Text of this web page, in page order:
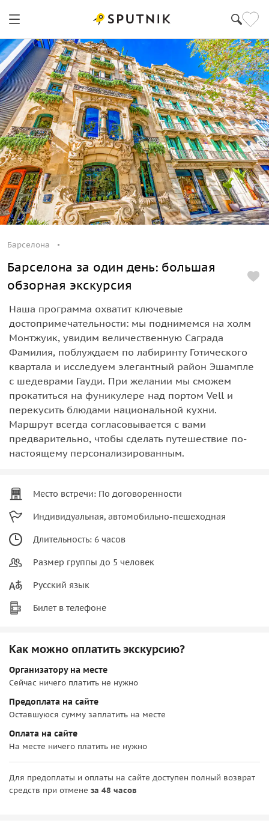
Барселона
Барселона за один день: большая
обзорная экскурсия
Наша программа охватит ключевые
достопримечательности: мы поднимемся на холм
Монтжуик, увидим величественную Саграда
Фамилия, поблуждаем по лабиринту Готического
квартала и исследуем элегантный район Эшампле
с шедеврами Гауди. При желании мы сможем
прокатиться на фуникулере над портом Vell и
перекусить блюдами национальной кухни.
Маршрут всегда согласовывается с вами
предварительно, чтобы сделать путешествие по-
настоящему персонализированным.
Место встречи: По договоренности
Индивидуальная, автомобильно-пешеходная
Длительность: 6 часов
Размер группы до 5 человек
Русский язык
Билет в телефоне
Как можно оплатить экскурсию?
Организатору на месте
Сейчас ничего платить не нужно
Предоплата на сайте
Оставшуюся сумму заплатить на месте
Оплата на сайте
На месте ничего платить не нужно
Для предоплаты и оплаты на сайте доступен полный возврат
средств при отмене за 48 часов